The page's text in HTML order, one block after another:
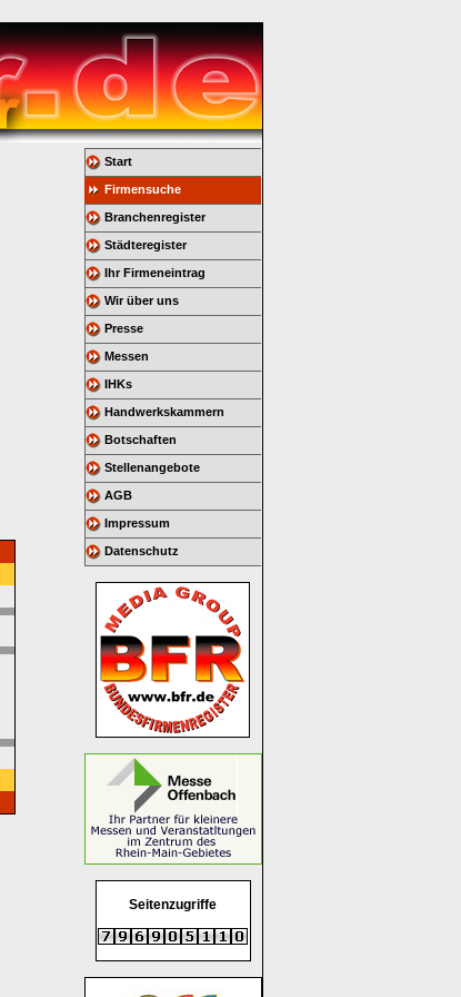
Start
Firmensuche
Branchenregister
Städteregister
Ihr Firmeneintrag
Wir über uns
Presse
Messen
IHKs
Handwerkskammern
Botschaften
Stellenangebote
AGB
Impressum
Datenschutz
Seitenzugriffe